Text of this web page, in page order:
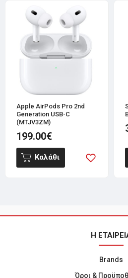
Apple AirPods Pro 2nd
Generation USB-C
(MTJV3ZM)
199.00€
Καλάθι
Η
Brands
Όροι &